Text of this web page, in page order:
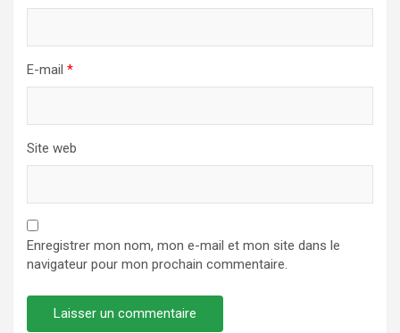
E-mail *
Site web
Enregistrer mon nom, mon e-mail et mon site dans le
navigateur pour mon prochain commentaire.